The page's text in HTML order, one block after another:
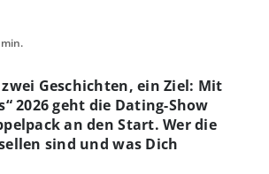
Geschichten, ein Ziel: Mit
2026 geht die Dating-Show
an den Start. Wer die
sind und was Dich